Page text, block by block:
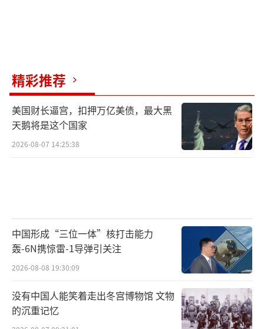
精彩推荐
美国财长逼宫，扣押万亿美债，最大黑
天鹅将是这个国家
2026-08-07 14:25:38
中国形成“三位一体”核打击能力
轰-6N携惊雷-1导弹引关注
2026-08-08 19:30:09
没有中国人能笑着走出冬宫博物馆 文物
的沉重记忆